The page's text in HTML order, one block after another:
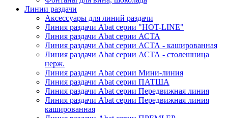
Линии раздачи
Аксессуары для линий раздачи
Линия раздачи Abat серии "HOT-LINE"
Линия раздачи Abat серии АСТА
Линия раздачи Abat серии АСТА - кашированная
Линия раздачи Abat серии АСТА - столешница
нерж.
Линия раздачи Abat серии Мини-линия
Линия раздачи Abat серии ПАТША
Линия раздачи Abat серии Передвижная линия
Линия раздачи Abat серии Передвижная линия
кашированная